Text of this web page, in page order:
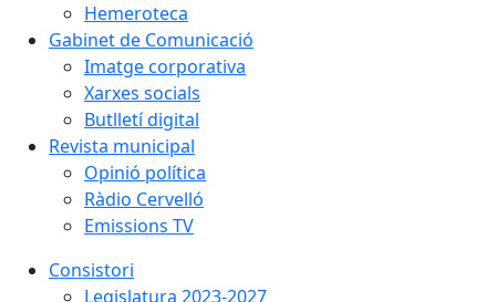
Hemeroteca
Gabinet de Comunicació
Imatge corporativa
Xarxes socials
Butlletí digital
Revista municipal
Opinió política
Ràdio Cervelló
Emissions TV
Consistori
Legislatura 2023-2027